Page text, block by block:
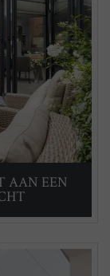
AAN EEN